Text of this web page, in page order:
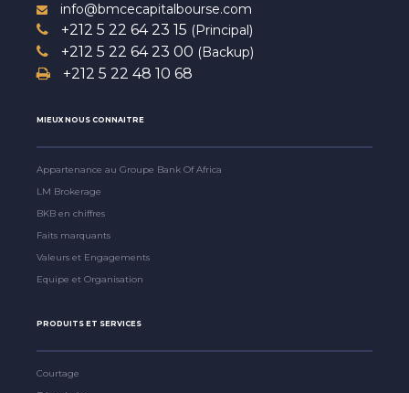
info@bmcecapitalbourse.com
+212 5 22 64 23 15 (Principal)
+212 5 22 64 23 00 (Backup)
+212 5 22 48 10 68
MIEUX NOUS CONNAITRE
Appartenance au Groupe Bank Of Africa
LM Brokerage
BKB en chiffres
Faits marquants
Valeurs et Engagements
Equipe et Organisation
PRODUITS ET SERVICES
Courtage